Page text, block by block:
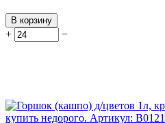
В корзину
+ −